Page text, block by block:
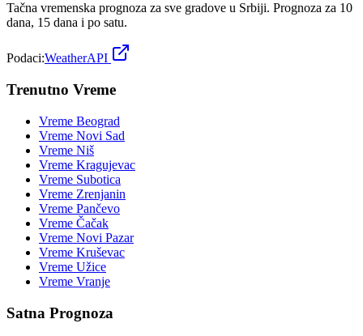
Tačna vremenska prognoza za sve gradove u Srbiji. Prognoza za 10
dana, 15 dana i po satu.
Podaci:WeatherAPI
Trenutno Vreme
Vreme Beograd
Vreme Novi Sad
Vreme Niš
Vreme Kragujevac
Vreme Subotica
Vreme Zrenjanin
Vreme Pančevo
Vreme Čačak
Vreme Novi Pazar
Vreme Kruševac
Vreme Užice
Vreme Vranje
Satna Prognoza